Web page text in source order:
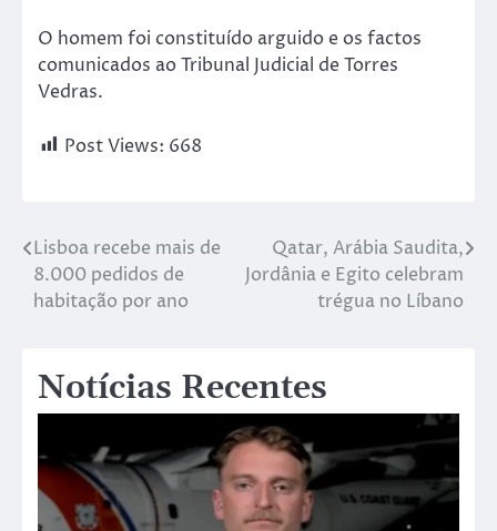
O homem foi constituído arguido e os factos
comunicados ao Tribunal Judicial de Torres
Vedras.
Post Views: 668
Lisboa recebe mais de
8.000 pedidos de
habitação por ano
Qatar, Arábia Saudita,
Jordânia e Egito celebram
trégua no Líbano
Notícias Recentes